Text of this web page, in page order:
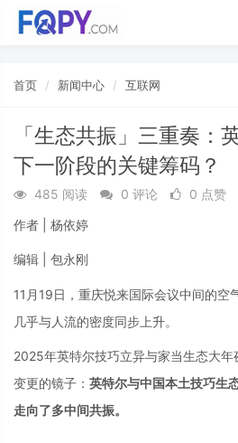
首页 新闻中心 互联网
「生态共振」三重奏：
下一阶段的关键筹码？
485 阅读 0 评论
0 点赞
作者 | 杨依婷
编辑 | 包永刚
11月19日，重庆悦来国际会议中间的空
几乎与人流的密度同步上升。
2025年英特尔技巧立异与家当生态大
变更的镜子： 英特尔与中国本土技巧生
走向了多中间共振。